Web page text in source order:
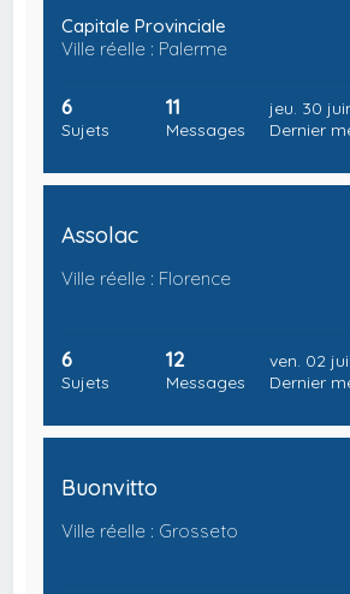
Capitale Provinciale
Ville réelle : Palerme
6
Sujets
11
Messages
jeu. 30
Dernier
Assolac
Ville réelle : Florence
6
Sujets
12
Messages
ven. 02
Dernier
Buonvitto
Ville réelle : Grosseto